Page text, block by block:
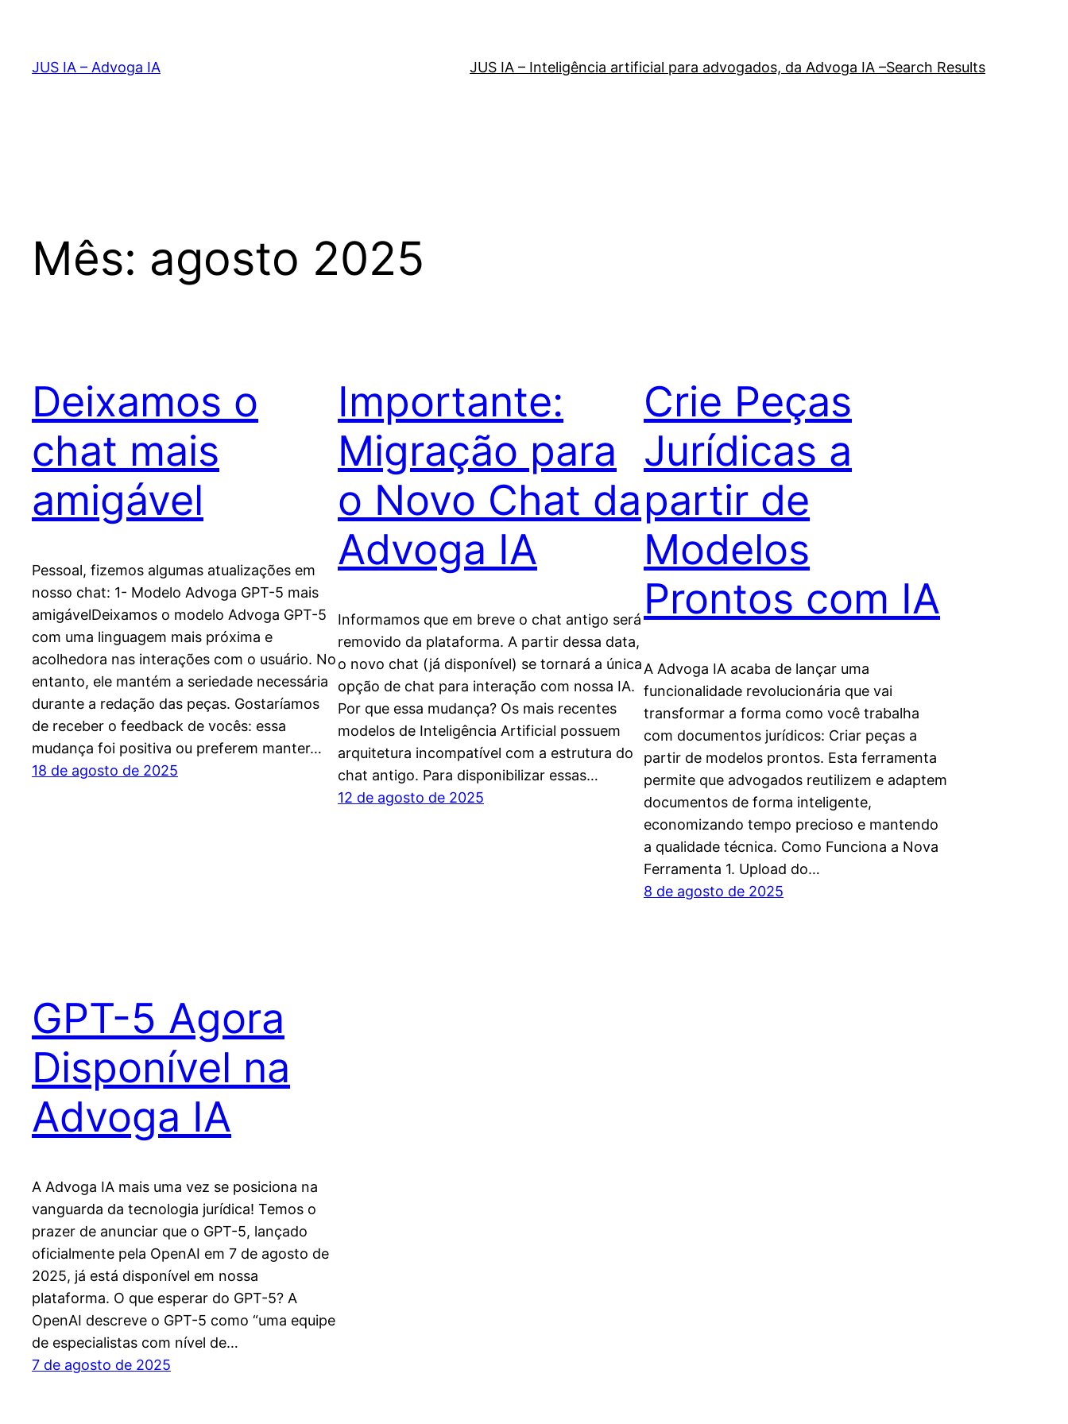
JUS IA – Advoga IA JUS IA – Inteligência artificial para advogados, da Advoga IA –Search Results
Mês: agosto 2025
Deixamos o
chat mais
amigável
Pessoal, fizemos algumas atualizações em
nosso chat: 1- Modelo Advoga GPT-5 mais
amigávelDeixamos o modelo Advoga GPT-5
com uma linguagem mais próxima e
acolhedora nas interações com o usuário. No
entanto, ele mantém a seriedade necessária
durante a redação das peças. Gostaríamos
de receber o feedback de vocês: essa
mudança foi positiva ou preferem manter…
18 de agosto de 2025
Importante:
Migração para
o Novo Chat da
Advoga IA
Informamos que em breve o chat antigo será
removido da plataforma. A partir dessa data,
o novo chat (já disponível) se tornará a única
opção de chat para interação com nossa IA.
Por que essa mudança? Os mais recentes
modelos de Inteligência Artificial possuem
arquitetura incompatível com a estrutura do
chat antigo. Para disponibilizar essas…
12 de agosto de 2025
Crie Peças
Jurídicas a
partir de
Modelos
Prontos com IA
A Advoga IA acaba de lançar uma
funcionalidade revolucionária que vai
transformar a forma como você trabalha
com documentos jurídicos: Criar peças a
partir de modelos prontos. Esta ferramenta
permite que advogados reutilizem e adaptem
documentos de forma inteligente,
economizando tempo precioso e mantendo
a qualidade técnica. Como Funciona a Nova
Ferramenta 1. Upload do…
8 de agosto de 2025
GPT-5 Agora
Disponível na
Advoga IA
A Advoga IA mais uma vez se posiciona na
vanguarda da tecnologia jurídica! Temos o
prazer de anunciar que o GPT-5, lançado
oficialmente pela OpenAI em 7 de agosto de
2025, já está disponível em nossa
plataforma. O que esperar do GPT-5? A
OpenAI descreve o GPT-5 como “uma equipe
de especialistas com nível de…
7 de agosto de 2025